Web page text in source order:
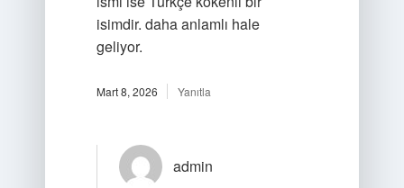
isimdir. daha anlamlı hale
geliyor.
Mart 8, 2026 Yanıtla
admin